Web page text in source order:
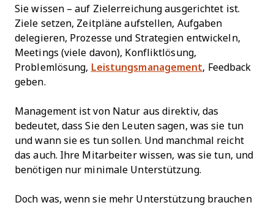
Sie wissen – auf Zielerreichung ausgerichtet ist.
Ziele setzen, Zeitpläne aufstellen, Aufgaben
delegieren, Prozesse und Strategien entwickeln,
Meetings (viele davon), Konfliktlösung,
Problemlösung, Leistungsmanagement, Feedback
geben.
Management ist von Natur aus direktiv, das
bedeutet, dass Sie den Leuten sagen, was sie tun
und wann sie es tun sollen. Und manchmal reicht
das auch. Ihre Mitarbeiter wissen, was sie tun, und
benötigen nur minimale Unterstützung.
Doch was, wenn sie mehr Unterstützung brauchen